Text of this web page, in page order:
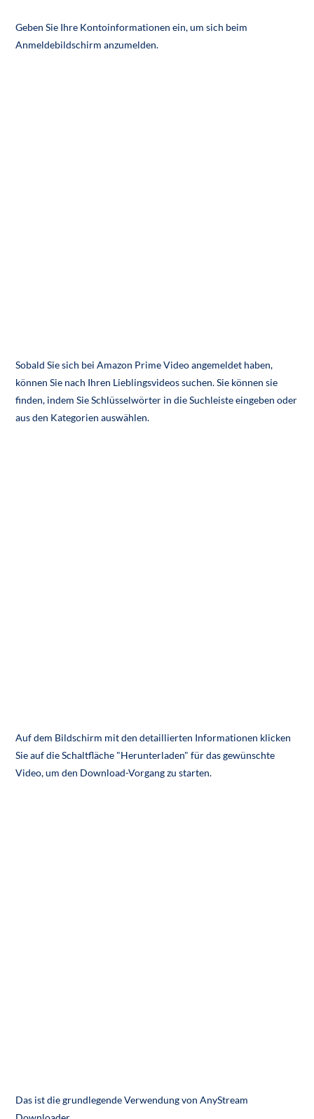
Geben Sie Ihre Kontoinformationen ein, um sich beim
Anmeldebildschirm anzumelden.
Sobald Sie sich bei Amazon Prime Video angemeldet haben,
können Sie nach Ihren Lieblingsvideos suchen. Sie können sie
finden, indem Sie Schlüsselwörter in die Suchleiste eingeben oder
aus den Kategorien auswählen.
Auf dem Bildschirm mit den detaillierten Informationen klicken
Sie auf die Schaltfläche "Herunterladen" für das gewünschte
Video, um den Download-Vorgang zu starten.
Das ist die grundlegende Verwendung von AnyStream